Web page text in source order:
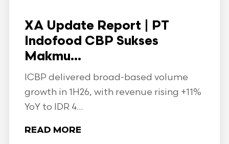
XA Update Report | PT
Indofood CBP Sukses
Makmu...
ICBP delivered broad-based volume
growth in 1H26, with revenue rising +11%
YoY to IDR 4...
READ MORE